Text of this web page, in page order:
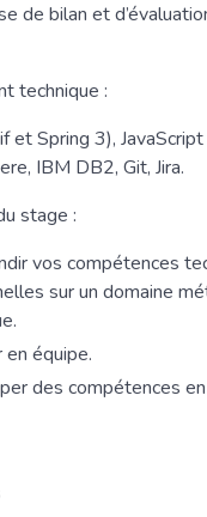
de bilan et
technique :
et Spring 3),
IBM DB2, Git, Jira.
stage :
vos compétences
sur un domaine
en équipe.
des compétences